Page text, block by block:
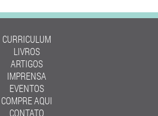
CURRICULUM
LIVROS
ARTIGOS
IMPRENSA
EVENTOS
COMPRE AQUI
CONTATO